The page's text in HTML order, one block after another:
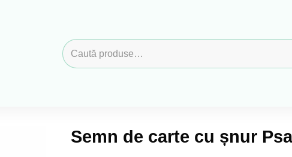
Caută
după:
Semn de carte cu șnur